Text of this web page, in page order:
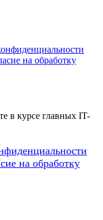
на обработку
в курсе главных IT-
на обработку